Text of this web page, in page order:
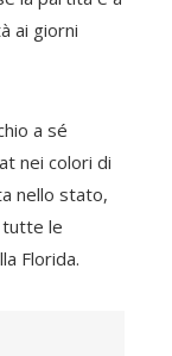
ai giorni
a sé
nei colori di
nello stato,
tutte le
Florida.